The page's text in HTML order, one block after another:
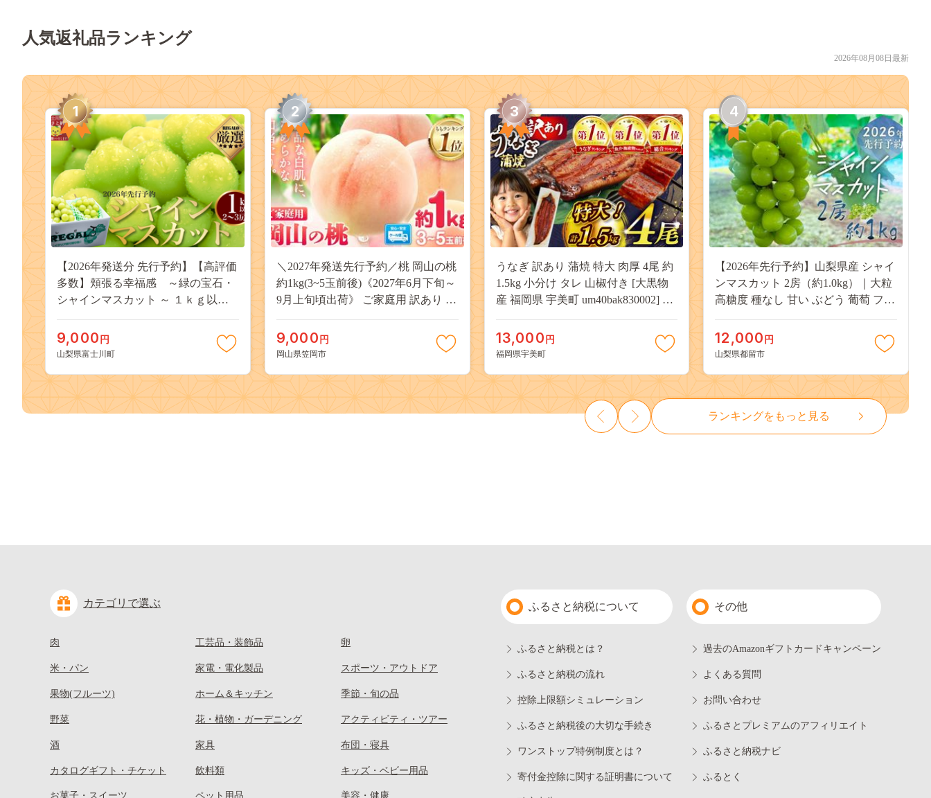
人気返礼品ランキング
2026年08月08日最新
1
【2026年発送分 先行予約】【高評価
多数】頬張る幸福感 ～緑の宝石・
シャインマスカット ～ １ｋｇ以上
物 くだもの シャイン マスカット ぶ
どう ブドウ 葡萄 大粒 種なし 先行予
九千円
9,000 円
山梨県富士川町
2
＼2027年発送先行予約／桃 岡山の桃
約1kg(3~5玉前後)《2027年6月下旬～
9月上旬頃出荷》 ご家庭用 訳あり 白
果物 デザート 旬 モモ もも 先行予約
送料無料 果物 岡山県 笠岡市 清水白
kasaoka_zsy_419_100---
9,000 円
岡山県笠岡市
3
うなぎ 訳あり 蒲焼 特大 肉厚 4尾 約
1.5kg 小分け タレ 山椒付き [大黒物
産 福岡県 宇美町 um40bak830002] 不
うなぎ蒲焼 鰻蒲焼き 蒲焼き かば焼
き 真空パック 個包装 冷凍 13000
13,000 円
福岡県宇美町
4
【2026年先行予約】山梨県産 シャイ
ンマスカット 2房（約1.0kg）｜大粒
高糖度 種なし 甘い ぶどう 葡萄 フル
JX003
12,000 円
山梨県都留市
ランキングをもっと見る
カテゴリで選ぶ
肉
米・パン
果物(フルーツ)
野菜
酒
カタログギフト・チケット
お菓子・スイーツ
工芸品・装飾品
家電・電化製品
ホーム＆キッチン
花・植物・ガーデニング
家具
飲料類
ペット用品
卵
スポーツ・アウトドア
季節・旬の品
アクティビティ・ツアー
布団・寝具
キッズ・ベビー用品
美容・健康
ふるさと納税について
ふるさと納税とは？
ふるさと納税の流れ
控除上限額シミュレーション
ふるさと納税後の大切な手続き
ワンストップ特例制度とは？
寄付金控除に関する証明書について
その他
過去のAmazonギフトカードキャンペーン
よくある質問
お問い合わせ
ふるさとプレミアムのアフィリエイト
ふるさと納税ナビ
ふるとく